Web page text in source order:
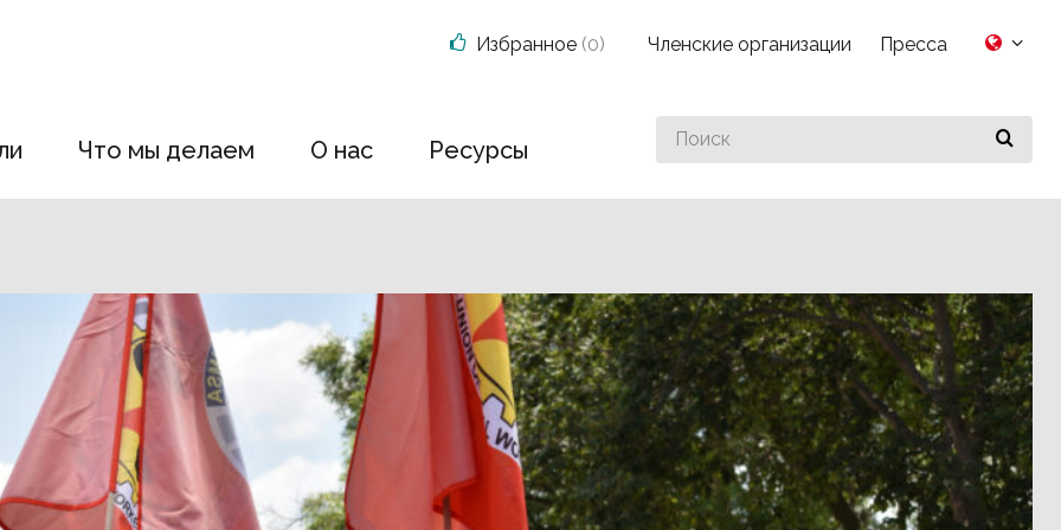
Что мы делаем О нас Ресурсы
Search
for
Избранное (0) Членские организации Пресса